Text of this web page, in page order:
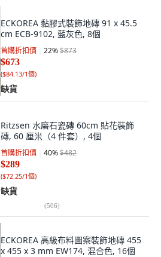
ECKOREA 黏膠式裝飾地磚 91 x 45.5
cm ECB-9102, 藍灰色, 8個
首購折扣價 22%$873
$673
($84.13/1個)
缺貨
Ritzsen 水磨石瓷磚 60cm 貼花裝飾
磚, 60 厘米（4 件套）, 4個
首購折扣價 40%$482
$289
($72.25/1個)
缺貨
(506)
ECKOREA 高級布料圖案裝飾地磚 455
x 455 x 3 mm EW174, 混合色, 16個